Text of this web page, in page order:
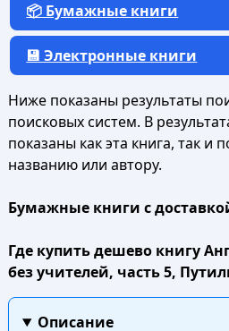
📦 Бумажные книги
💾 Электронные книги
Ниже показаны результаты
поисковых систем. В
показаны как эта книга, так и
названию или автору.
Бумажные книги с
Где купить дешево книгу
без учителей, часть 5,
Описание